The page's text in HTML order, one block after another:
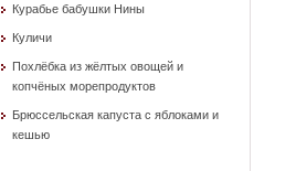
Курабье бабушки Нины
Куличи
Похлёбка из жёлтых овощей и
копчёных морепродуктов
Брюссельская капуста с яблоками и
кешью